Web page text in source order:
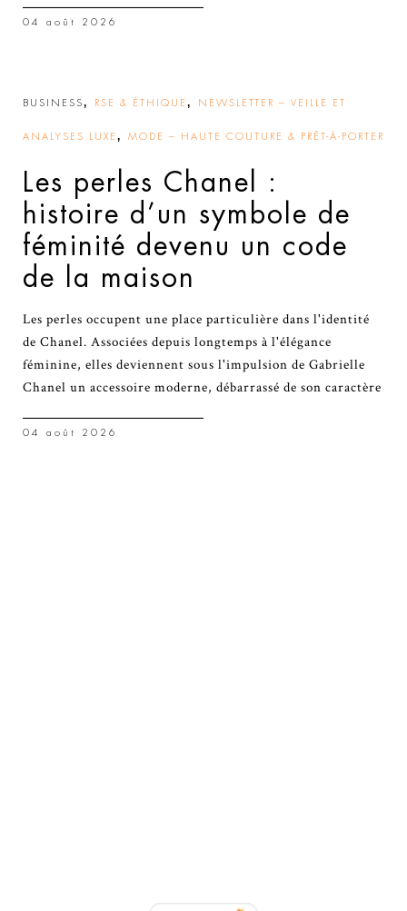
04 août 2026
BUSINESS, RSE & ÉTHIQUE , NEWSLETTER – VEILLE ET
ANALYSES LUXE , MODE – HAUTE COUTURE & PRÊT-À-PORTER
Les perles Chanel :
histoire d’un symbole de
féminité devenu un code
de la maison
Les perles occupent une place particulière dans l'identité
de Chanel. Associées depuis longtemps à l'élégance
féminine, elles deviennent sous l'impulsion de Gabrielle
Chanel un accessoire moderne, débarrassé de son caractère
04 août 2026